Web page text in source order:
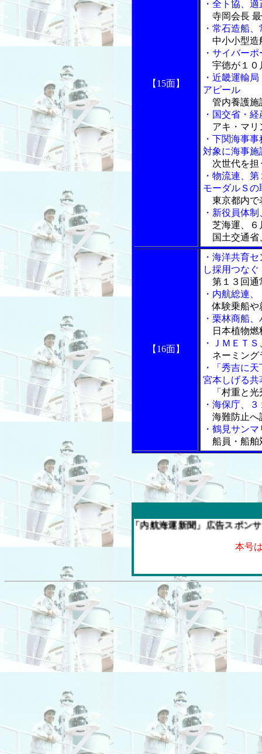
【15面】
・全ト協、
寺岡会長 最
・常石造船
中小小型造
・サイバー
宇徳が１０
・近畿運輸
アピール
管内養護施
・国交省・
アキ・マリ
・下関海事
対象に海事施
次世代を担
・物流連、
モーダルＳ
東京都内で
・新役員体
芝海運、６
国土交通省
【16面】
・海洋共育
し採用つなぐ
第１３回通
・内航総連
体験乗船や
・栗林商船
日本植物燃
・ＪＭＥＴ
ネーミング
・「秀吉に
宮本しげる共
「村重と光
・海保庁、
海難防止へ
・鶴見サン
船員・船舶
今週の「内航海運新聞」広告スポンサー企業
本号